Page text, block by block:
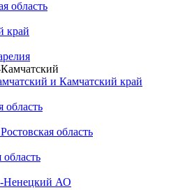
область
край
и Камчатский край
область
область
область
Ненецкий АО